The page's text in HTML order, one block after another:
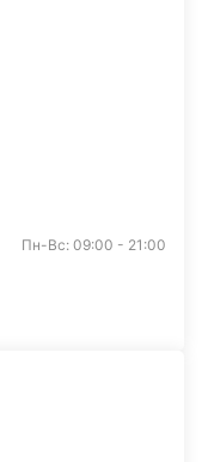
Пн-Вс: 09:00 - 21:00